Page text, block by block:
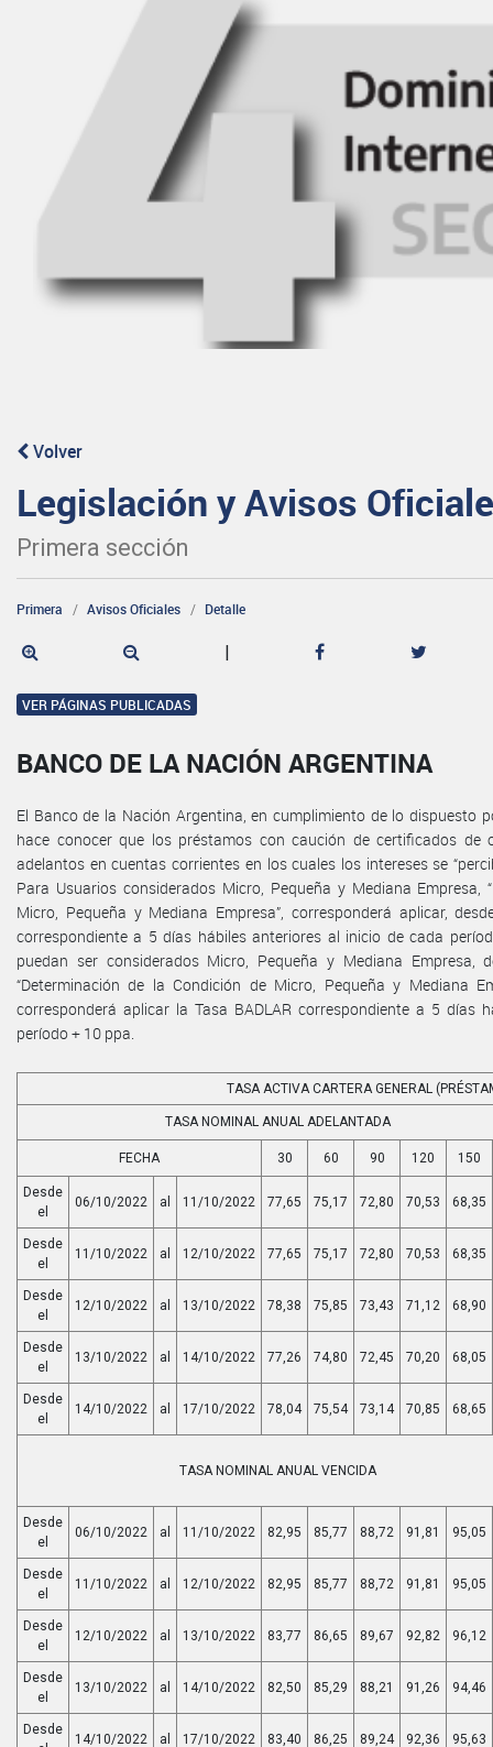
Volver
Legislación y Avisos
Primera sección
Primera Avisos Oficiales Detalle
|
VER PÁGINAS PUBLICADAS
BANCO DE LA NACIÓN ARGENTINA
El Banco de la Nación Argentina, en cumplimiento de lo dispuesto
hace conocer que los préstamos con caución de certificados
adelantos en cuentas corrientes en los cuales los intereses se
Para Usuarios considerados Micro, Pequeña y Mediana Empresa,
Micro, Pequeña y Mediana Empresa”, corresponderá aplicar,
correspondiente a 5 días hábiles anteriores al inicio de cada
puedan ser considerados Micro, Pequeña y Mediana
“Determinación de la Condición de Micro, Pequeña y Mediana
corresponderá aplicar la Tasa BADLAR correspondiente a 5 días
período + 10 ppa.
TASA ACTIVA CARTERA GENERAL
TASA NOMINAL ANUAL ADELANTADA
FECHA 30 60 90 120 150
Desde
el
06/10/2022 al 11/10/2022 77,65 75,17 72,80 70,53 68,35
Desde
el
11/10/2022 al 12/10/2022 77,65 75,17 72,80 70,53 68,35
Desde
el
12/10/2022 al 13/10/2022 78,38 75,85 73,43 71,12 68,90
Desde
el
13/10/2022 al 14/10/2022 77,26 74,80 72,45 70,20 68,05
Desde
el
14/10/2022 al 17/10/2022 78,04 75,54 73,14 70,85 68,65
TASA NOMINAL ANUAL VENCIDA
Desde
el
06/10/2022 al 11/10/2022 82,95 85,77 88,72 91,81 95,05
Desde
el
11/10/2022 al 12/10/2022 82,95 85,77 88,72 91,81 95,05
Desde
el
12/10/2022 al 13/10/2022 83,77 86,65 89,67 92,82 96,12
Desde
el
13/10/2022 al 14/10/2022 82,50 85,29 88,21 91,26 94,46
Desde
14/10/2022 al 17/10/2022 83,40 86,25 89,24 92,36 95,63